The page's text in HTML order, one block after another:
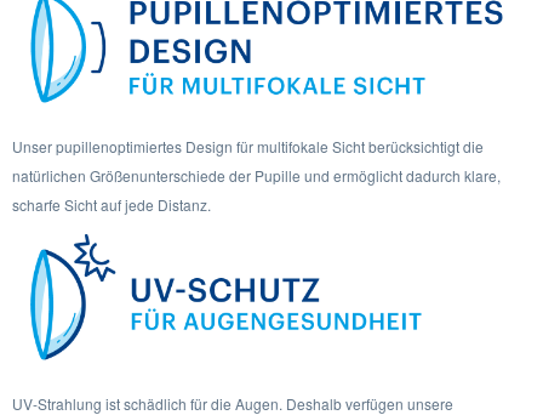
Unser pupillenoptimiertes Design für multifokale Sicht berücksichtigt die
natürlichen Größenunterschiede der Pupille und ermöglicht dadurch klare,
scharfe Sicht auf jede Distanz.
UV-Strahlung ist schädlich für die Augen. Deshalb verfügen unsere